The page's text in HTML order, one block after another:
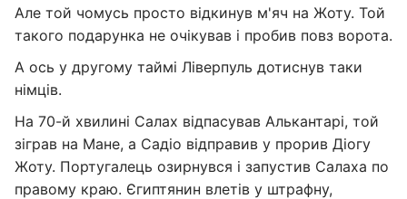
Але той чомусь просто відкинув м'яч на Жоту. Той
такого подарунка не очікував і пробив повз ворота.
А ось у другому таймі Ліверпуль дотиснув таки
німців.
На 70-й хвилині Салах відпасував Алькантарі, той
зіграв на Мане, а Садіо відправив у прорив Діогу
Жоту. Португалець озирнувся і запустив Салаха по
правому краю. Єгиптянин влетів у штрафну,